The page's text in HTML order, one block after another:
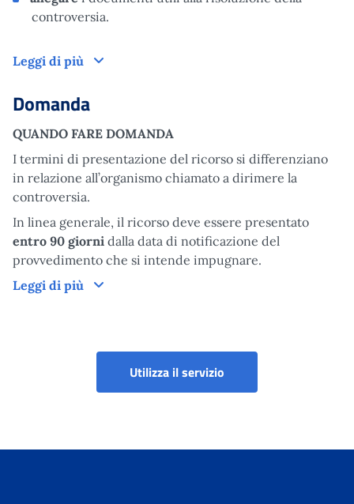
controversia.
Leggi di più Come funziona
Domanda
QUANDO FARE DOMANDA
I termini di presentazione del ricorso si differenziano
in relazione all’organismo chiamato a dirimere la
controversia.
In linea generale, il ricorso deve essere presentato
entro 90 giorni dalla data di notificazione del
provvedimento che si intende impugnare.
Leggi di più
Domanda
Utilizza il servizio